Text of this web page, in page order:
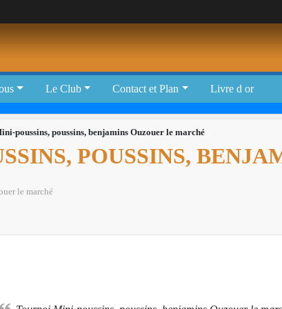
Le Club Contact et Plan Livre d or
poussins, poussins, benjamins Ouzouer le marché
POUSSINS,
le marché